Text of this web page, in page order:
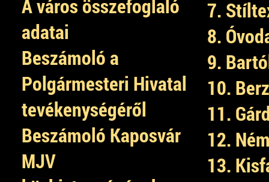
A város összefoglaló
adatai
Beszámoló a
Polgármesteri Hivatal
tevékenységéről
Beszámoló Kaposvár
MJV
7.
8.
9.
10.
11.
12.
13.